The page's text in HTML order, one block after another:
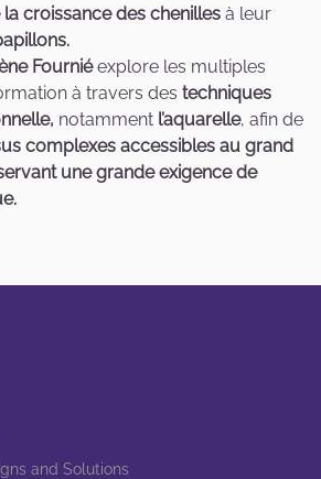
croissance des chenilles à leur
Fourniéexplore les multiples
à travers des techniques
notamment l’aquarelle, afin de
complexes accessibles au grand
une grande exigence de
and Solutions